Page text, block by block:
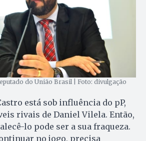
do União Brasil | Foto: divulgação
está sob influência do pP,
rivais de Daniel Vilela. Então,
lo pode ser a sua fraqueza.
no jogo, precisa